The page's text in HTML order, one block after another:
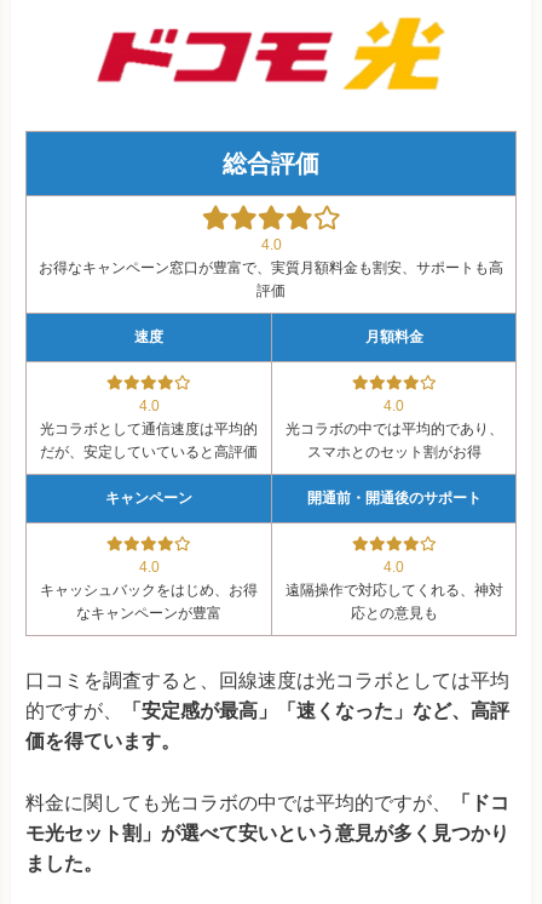
総合評価
4.0
お得なキャンペーン窓口が豊富で、実質月額料金も割安、サポートも高
評価
速度 月額料金
4.0
光コラボとして通信速度は平均的
だが、安定していていると高評価
4.0
光コラボの中では平均的であり、
スマホとのセット割がお得
キャンペーン 開通前・開通後のサポート
4.0
キャッシュバックをはじめ、お得
なキャンペーンが豊富
4.0
遠隔操作で対応してくれる、神対
応との意見も
口コミを調査すると、
回線速度は光コラボとしては平均
的ですが
「安定感が最高」「速くなった」など、高評
価を得ています。
料金に関しても光コラボの中では平均的ですが、
「ドコ
モ光セット割」が選べて安いという意見が多く見つかり
ました。